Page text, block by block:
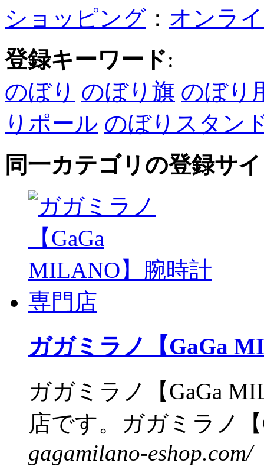
ショッピング ： オンラ
登録キーワード:
のぼり のぼり旗 のぼり
りポール のぼりスタン
同一カテゴリの登録サ
ガガミラノ【GaGa
ガガミラノ【GaGa
店です。ガガミラノ【
gagamilano-eshop.com/